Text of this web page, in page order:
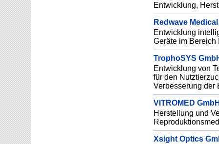
Entwicklung,
Redwave
Entwicklung
Geräte im Bereich
TrophoSYS
Entwicklung von
für den
Verbesserung der
VITROMED
Herstellung und
Xsight Optics